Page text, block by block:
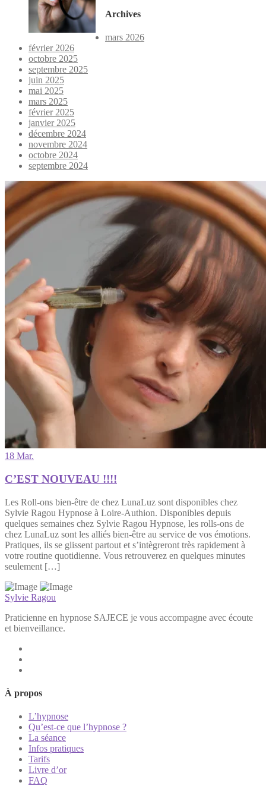
Archives
mars 2026
février 2026
octobre 2025
septembre 2025
juin 2025
mai 2025
mars 2025
février 2025
janvier 2025
décembre 2024
novembre 2024
octobre 2024
septembre 2024
18 Mar.
C’EST NOUVEAU !!!!
Les Roll-ons bien-être de chez LunaLuz sont disponibles chez
Sylvie Ragou Hypnose à Loire-Authion. Disponibles depuis
quelques semaines chez Sylvie Ragou Hypnose, les rolls-ons de
chez LunaLuz sont les alliés bien-être au service de vos émotions.
Pratiques, ils se glissent partout et s’intègreront très rapidement à
votre routine quotidienne. Vous retrouverez en quelques minutes
seulement […]
Sylvie Ragou
Praticienne en hypnose SAJECE je vous accompagne avec écoute
et bienveillance.
À propos
L’hypnose
Qu’est-ce que l’hypnose ?
La séance
Infos pratiques
Tarifs
Livre d’or
FAQ